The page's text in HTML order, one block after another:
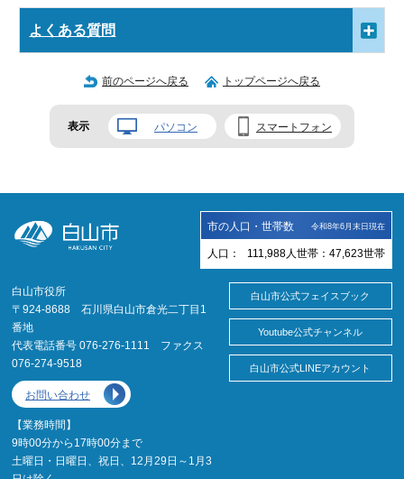
よくある質問
前のページへ戻る トップページへ戻る
表示 パソコン スマートフォン
市の人口・世帯数 令和8年6月末日現在
人口： 111,988 人 世帯： 47,623世帯
白山市役所
〒924-8688 石川県白山市倉光二丁目1
番地
代表電話番号 076-276-1111 ファクス
076-274-9518
お問い合わせ
【業務時間】
9時00分から17時00分まで
土曜日・日曜日、祝日、12月29日～1月3
白山市公式フェイスブック
Youtube公式チャンネル
白山市公式LINEアカウント